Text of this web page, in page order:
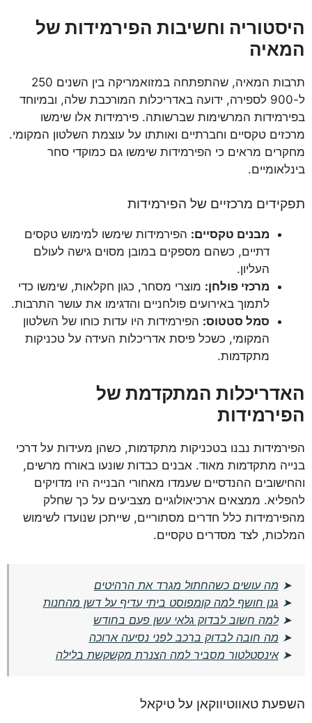
היסטוריה וחשיבות הפירמידות של
המאיה
תרבות המאיה, שהתפתחה במזואמריקה בין השנים 250
ל-900 לספירה, ידועה באדריכלות המורכבת שלה, ובמיוחד
בפירמידות המרשימות שברשותה. פירמידות אלו שימשו
מרכזים טקסיים וחברתיים ואותתו על עוצמת השלטון המקומי.
מחקרים מראים כי הפירמידות שימשו גם כמוקדי סחר
בינלאומיים.
תפקידים מרכזיים של הפירמידות
מבנים טקסיים: הפירמידות שימשו למימוש טקסים
דתיים, כשהם מספקים במובן מסוים גישה לעולם
העליון.
מרכזי פולחן: מוצרי מסחר, כגון חקלאות, שימשו כדי
לתמוך באירועים פולחניים והדגימו את עושר התרבות.
סמל סטטוס: הפירמידות היו עדות כוחו של השלטון
המקומי, כשכל פיסת אדריכלות העידה על טכניקות
מתקדמות.
האדריכלות המתקדמת של
הפירמידות
הפירמידות נבנו בטכניקות מתקדמות, כשהן מעידות על דרכי
בנייה מתקדמות מאוד. אבנים כבדות שונעו באורח מרשים,
והחישובים ההנדסיים שעמדו מאחורי הבנייה היו מדויקים
להפליא. ממצאים ארכיאולוגיים מצביעים על כך שחלק
מהפירמידות כלל חדרים מסתוריים, שייתכן שנועדו לשימוש
המלכות, לצד מסדרים טקסיים.
➤ מה עושים כשהחתול מגרד את הרהיטים
➤ גנן חושף למה קומפוסט ביתי עדיף על דשן מהחנות
➤למה חשוב לבדוק גלאי עשן פעם בחודש
➤ מה חובה לבדוק ברכב לפני נסיעה ארוכה
➤אינסטלטור מסביר למה הצנרת מקשקשת בלילה
השפעת טאווטיווקאן על טיקאל